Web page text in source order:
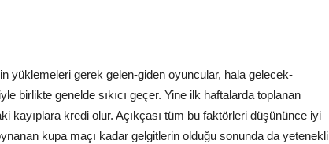
yüklemeleri gerek gelen-giden oyuncular, hala gelecek-
birlikte genelde sıkıcı geçer. Yine ilk haftalarda toplanan
kayıplara kredi olur. Açıkçası tüm bu faktörleri düşününce iyi
kupa maçı kadar gelgitlerin olduğu sonunda da yetenekli